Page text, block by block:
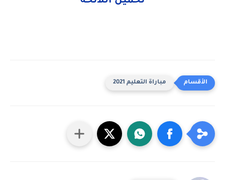
مباراة التعليم 2021